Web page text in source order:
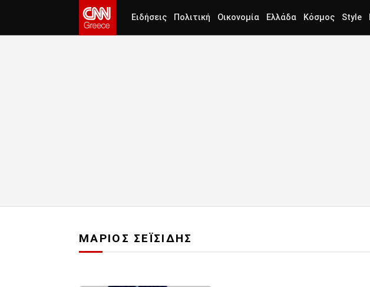
Ειδήσεις Πολιτική Οικονομία Ελλάδα Κόσμος Style
ΜΑΡΙΟΣ ΣΕΪΣΙΔΗΣ